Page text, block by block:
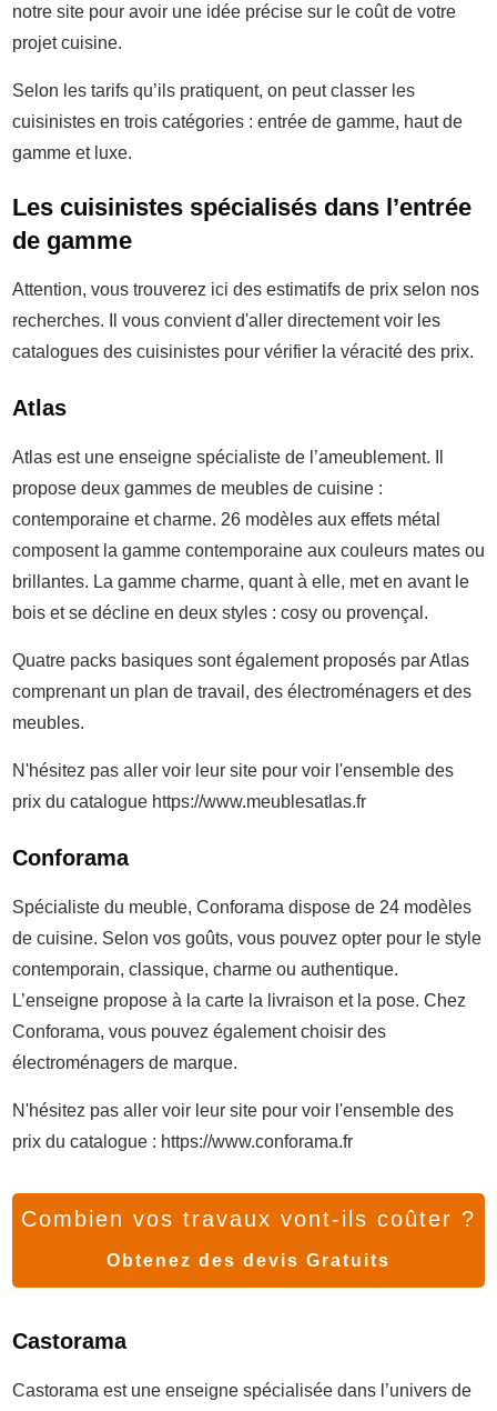
notre site pour avoir une idée précise sur le coût de votre
projet cuisine.
Selon les tarifs qu’ils pratiquent, on peut classer les
cuisinistes en trois catégories : entrée de gamme, haut de
gamme et luxe.
Les cuisinistes spécialisés dans l’entrée
de gamme
Attention, vous trouverez ici des estimatifs de prix selon nos
recherches. Il vous convient d'aller directement voir les
catalogues des cuisinistes pour vérifier la véracité des prix.
Atlas
Atlas est une enseigne spécialiste de l’ameublement. Il
propose deux gammes de meubles de cuisine :
contemporaine et charme. 26 modèles aux effets métal
composent la gamme contemporaine aux couleurs mates ou
brillantes. La gamme charme, quant à elle, met en avant le
bois et se décline en deux styles : cosy ou provençal.
Quatre packs basiques sont également proposés par Atlas
comprenant un plan de travail, des électroménagers et des
meubles.
N'hésitez pas aller voir leur site pour voir l'ensemble des
prix du catalogue https://www.meublesatlas.fr
Conforama
Spécialiste du meuble, Conforama dispose de 24 modèles
de cuisine. Selon vos goûts, vous pouvez opter pour le style
contemporain, classique, charme ou authentique.
L’enseigne propose à la carte la livraison et la pose. Chez
Conforama, vous pouvez également choisir des
électroménagers de marque.
N'hésitez pas aller voir leur site pour voir l'ensemble des
prix du catalogue : https://www.conforama.fr
Combien vos travaux vont-ils coûter ?
Obtenez des devis Gratuits
Castorama
Castorama est une enseigne spécialisée dans l’univers de